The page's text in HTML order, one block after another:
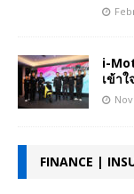
i-
เข้า
FINANCE |